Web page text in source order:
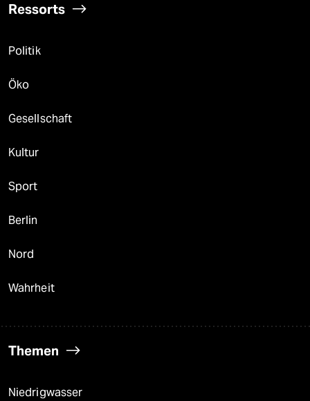
Ressorts
Politik
Öko
Gesellschaft
Kultur
Sport
Berlin
Nord
Wahrheit
Themen
Niedrigwasser